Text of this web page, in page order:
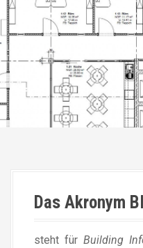
l
t
Das Akronym
steht für Building